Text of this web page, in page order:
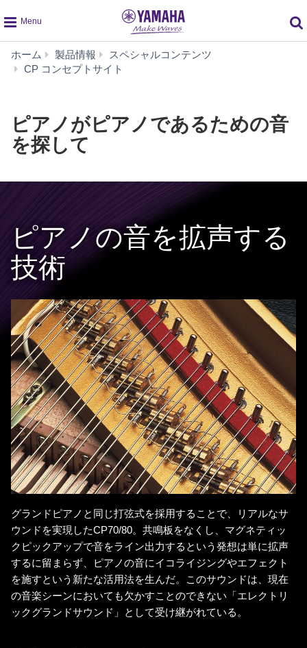
global
navigation
ホーム 製品情報
スペシャルコンテンツ
CP コンセプトサイト
ピ
あ
め
の
し
て
ピアノがピアノであるための音
を探して
ピアノの音を拡声する
技術
グランドピアノと同じ打弦式を採用することで、リアルなサ
ウンドを実現したCP70/80。共鳴板をなくし、マグネティッ
クピックアップで音をライン出力するという発想は単に拡声
するに留まらず、ピアノの音にイコライジングやエフェクト
を施すという新たな活用法を生んだ。このサウンドは、現在
の音楽シーンにおいても欠かすことのできない「エレクトリ
ックグランドサウンド」として受け継がれている。